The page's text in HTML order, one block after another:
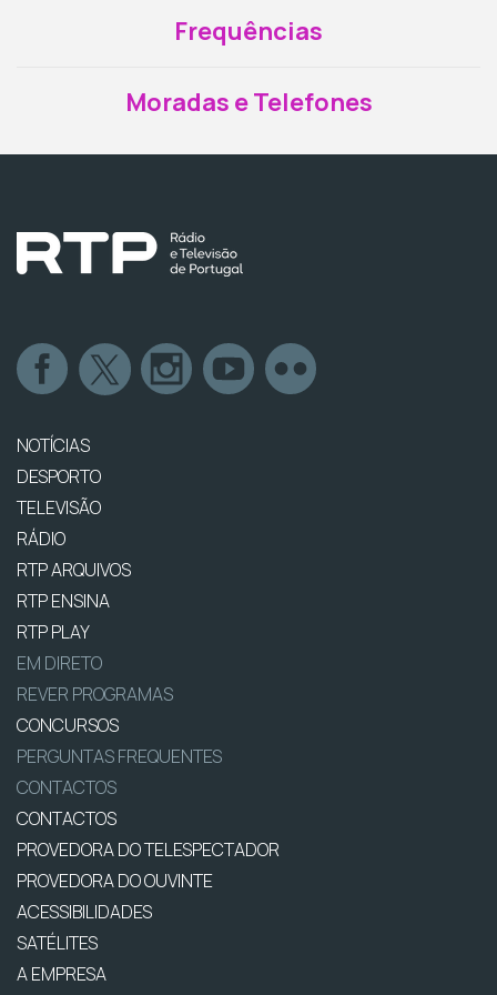
Frequências
Moradas e Telefones
NOTÍCIAS
DESPORTO
TELEVISÃO
RÁDIO
RTP ARQUIVOS
RTP ENSINA
RTP PLAY
EM DIRETO
REVER PROGRAMAS
CONCURSOS
PERGUNTAS FREQUENTES
CONTACTOS
CONTACTOS
PROVEDORA DO TELESPECTADOR
PROVEDORA DO OUVINTE
ACESSIBILIDADES
SATÉLITES
A EMPRESA